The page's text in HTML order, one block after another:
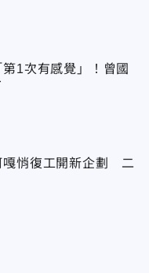
1次有感覺」！曾國
嘎悄復工開新企劃 二